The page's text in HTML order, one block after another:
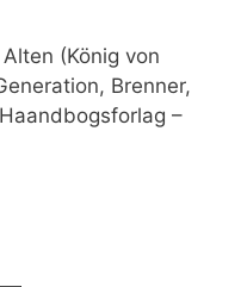
(König von
Brenner,
–